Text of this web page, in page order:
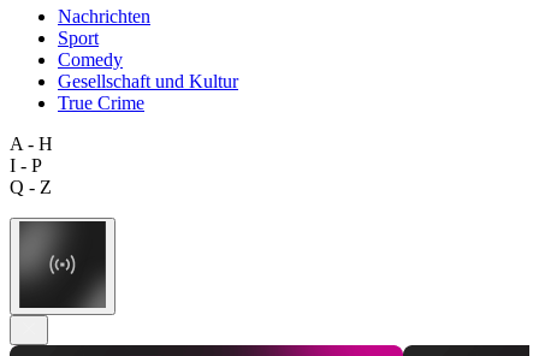
Nachrichten
Sport
Comedy
Gesellschaft und Kultur
True Crime
A - H
I - P
Q - Z